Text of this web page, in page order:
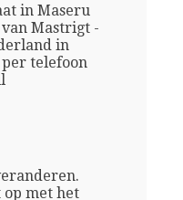
in Maseru
Mastrigt -
in
telefoon
met het